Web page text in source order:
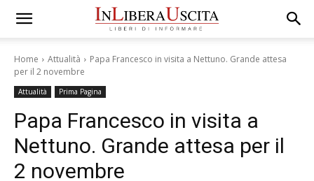
Home Attualità
Papa Francesco in visita a Nettuno. Grande attesa
per il 2 novembre
Attualità Prima Pagina
Papa Francesco in visita a
Nettuno. Grande attesa per il
2 novembre